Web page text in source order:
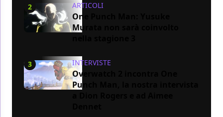
2 ARTICOLI
One Punch Man: Yusuke
Murata non sarà coinvolto
3 INTERVISTE
Overwatch 2 incontra One
Punch Man, la nostra intervista